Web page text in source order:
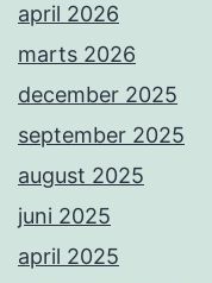
april 2026
marts 2026
december 2025
september 2025
august 2025
juni 2025
april 2025